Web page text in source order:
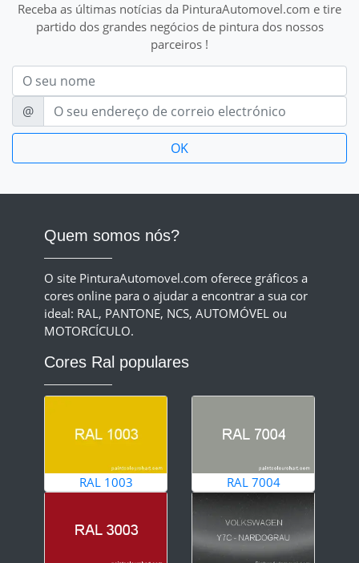
Receba as últimas notícias da PinturaAutomovel.com e tire
partido dos grandes negócios de pintura dos nossos
parceiros !
Nom
E-mail
@
Quem somos nós?
O site PinturaAutomovel.com oferece gráficos a
cores online para o ajudar a encontrar a sua cor
ideal: RAL, PANTONE, NCS, AUTOMÓVEL ou
MOTORCÍCULO.
Cores Ral populares
RAL 1003 RAL 7004